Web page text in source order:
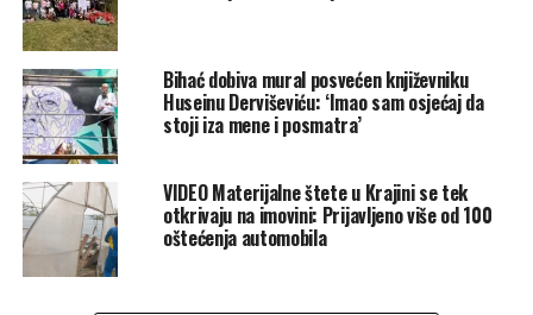
samo tu, kaže, može kupiti novine u lokalnoj Pošti. Nekada
je ovdje bilo života i fabrika, a danas uglavnom dani teku
sporo u ustaljenoj svakodnevnici.Bihać dobiva mural posvećen književniku
Huseinu Derviševiću: ‘Imao sam osjećaj da
stoji iza mene i posmatra’
VIDEO Materijalne štete u Krajini se tek
otkrivaju na imovini: Prijavljeno više od 100
oštećenja automobila